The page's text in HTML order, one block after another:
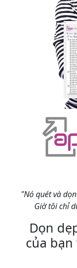
"Nó quét và
Giờ tôi chỉ
Dọn
của